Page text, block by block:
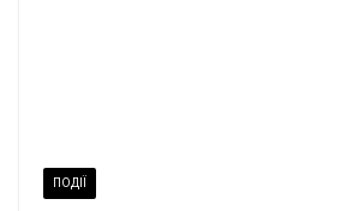
ПОДІЇ